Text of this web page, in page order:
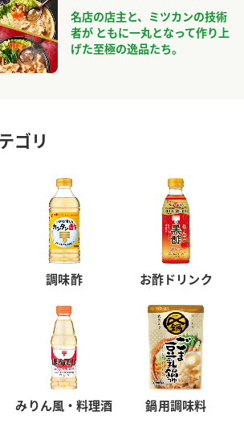
名店の店主と、ミツカンの技術
者が ともに一丸となって作り上
げた至極の逸品たち。
ゴリ
調味酢 お酢ドリンク
みりん風・料理酒 鍋用調味料